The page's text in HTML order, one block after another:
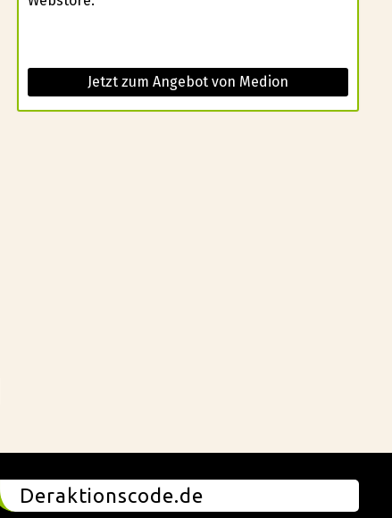
Jetzt zum Angebot von Medion
Deraktionscode.de